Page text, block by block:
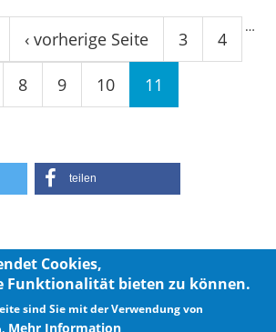
‹ vorherige Seite
…
3 4
8 9 10 11
teilen
Cookies,
Funktionalität bieten zu können.
sind Sie mit der Verwendung von
Mehr Information